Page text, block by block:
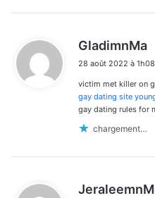
GladimnMa
t
:
28 août 2022 à 1h08
victim met killer on
gay dating site
gay dating rules for
chargement…